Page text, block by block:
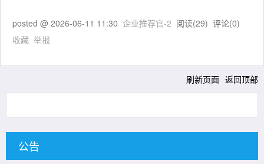
posted @ 2026-06-11 11:30 企业推荐官-2 阅读(29) 评论(0)
收藏 举报
刷新页面 返回顶部
公告